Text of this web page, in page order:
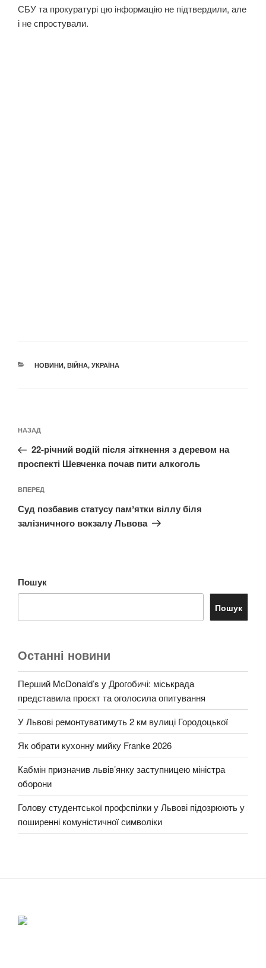
СБУ та прокуратурі цю інформацію не підтвердили, але
і не спростували.
КАТЕГОРІЇ
НОВИНИ, ВІЙНА, УКРАЇНА
записів
Попередній
запис:
НАЗАД
22-річний водій після зіткнення з деревом на
проспекті Шевченка почав пити алкоголь
Наступний
запис
ВПЕРЕД
Суд позбавив статусу памʼятки віллу біля
залізничного вокзалу Львова
Пошук
Пошук
Останні новини
Перший McDonald’s у Дрогобичі: міськрада
представила проєкт та оголосила опитування
У Львові ремонтуватимуть 2 км вулиці Городоцької
Як обрати кухонну мийку Franke 2026
Кабмін призначив львів’янку заступницею міністра
оборони
Голову студентської профспілки у Львові підозрюють у
поширенні комуністичної символіки